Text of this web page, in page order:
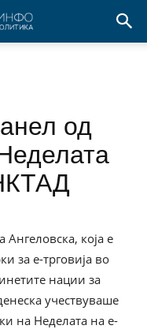
од
која е
за е-трговија во
нации за
учествуваше
на Неделата на е-